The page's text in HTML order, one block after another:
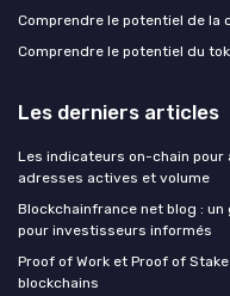
Comprendre le potentiel de la
Comprendre le potentiel du
Les derniers articles
Les indicateurs on-chain pour
adresses actives et volume
Blockchainfrance net blog :
pour investisseurs informés
Proof of Work et Proof of
blockchains